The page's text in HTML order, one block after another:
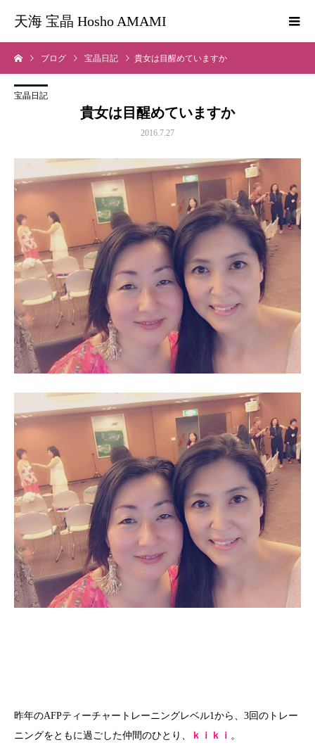
天海 宝晶 Hosho AMAMI
ブログ 宝晶日記 貴女は目醒めていますか
宝晶日記
貴女は目醒めていますか
2016.7.27
昨年のAFPティーチャートレーニングレベル1から、3回のトレー
ニングをともに過ごした仲間のひとり、
ｋｉｋｉ 。